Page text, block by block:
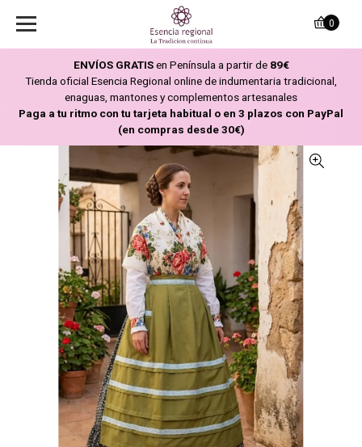
ENVÍOS GRATISen Península a partir de 89€
Tienda oficial Esencia Regional online de indumentaria tradicional,
enaguas, mantones y complementos artesanales
Paga a tu ritmo con tu tarjeta habitual o en 3 plazos con PayPal
(en compras desde 30€)
0